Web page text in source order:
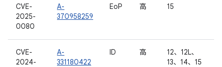
CVE-
2025-
0080
A-
370958259
EoP 高 15
CVE-
2024-
A-
331180422
ID 高
12、12L、
13、14、15